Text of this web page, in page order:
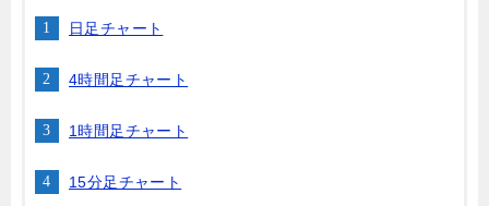
日足チャート
4時間足チャート
1時間足チャート
15分足チャート